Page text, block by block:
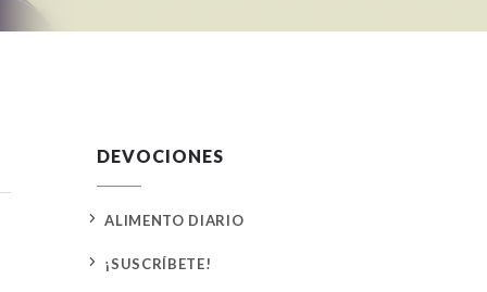
DEVOCIONES
5 ALIMENTO DIARIO
5 ¡SUSCRÍBETE!